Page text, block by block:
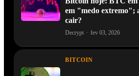
em "medo extremo";
cair?
Decrypt · fev 03, 2026
BITCOIN